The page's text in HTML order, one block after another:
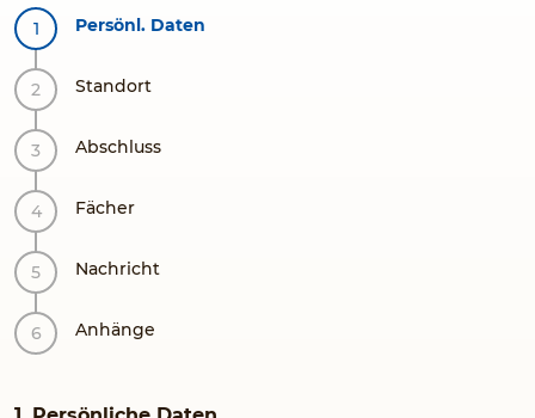
Persönl. Daten
Standort
Abschluss
Fächer
Nachricht
Anhänge